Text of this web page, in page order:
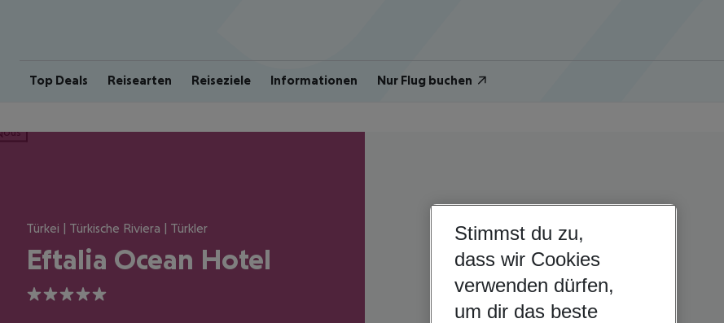
Top Deals Reisearten Reiseziele Informationen Nur Flug buchen
Türkei | Türkische Riviera | Türkler
Eftalia Ocean Hotel
5
Stimmst du zu,
dass wir Cookies
verwenden dürfen,
um dir das beste